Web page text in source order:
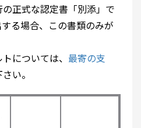
正式な認定書「別添」で
る場合、この書類のみが
については、 最寄の支
い。